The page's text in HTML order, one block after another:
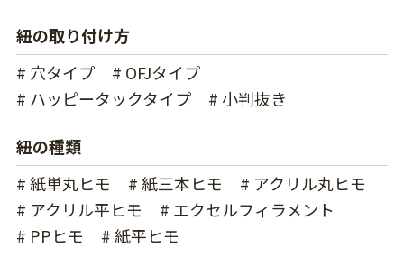
紐の取り付け方
# 穴タイプ
# OFJタイプ
# ハッピータックタイプ
# 小判抜き
紐の種類
# 紙単丸ヒモ
# 紙三本ヒモ
# アクリル丸ヒモ
# アクリル平ヒモ
# エクセルフィラメント
# PPヒモ
# 紙平ヒモ